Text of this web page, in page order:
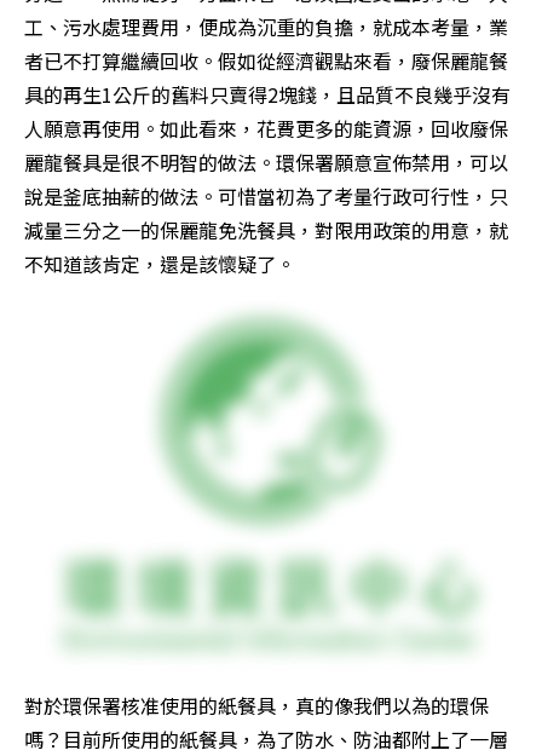
工、污水處理費用，便成為沉重的負擔，就成本考量，業
者已不打算繼續回收。假如從經濟觀點來看，廢保麗龍餐
具的再生1公斤的舊料只賣得2塊錢，且品質不良幾乎沒有
人願意再使用。如此看來，花費更多的能資源，回收廢保
麗龍餐具是很不明智的做法。環保署願意宣佈禁用，可以
說是釜底抽薪的做法。可惜當初為了考量行政可行性，只
減量三分之一的保麗龍免洗餐具，對限用政策的用意，就
不知道該肯定，還是該懷疑了。
對於環保署核准使用的紙餐具，真的像我們以為的環保
嗎？目前所使用的紙餐具，為了防水、防油都附上了一層